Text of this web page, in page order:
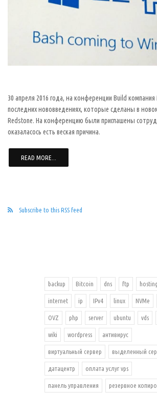
30 апреля 2016 года, на конференции Build компания
последних нововведениях, которые сделаны в
Redstone. На конференцию были приглашены
оказаласось есть веская причина.
READ MORE...
Subscribe to this RSS feed
backup Bitcoin dns ftp hosting
internet ip IPv4 linux NVMe
OVZ php server ubuntu vds
wiki wordpress антивирус
виртуальный сервер выделенный
датацентр оплата услуг vps
панель управления резервное